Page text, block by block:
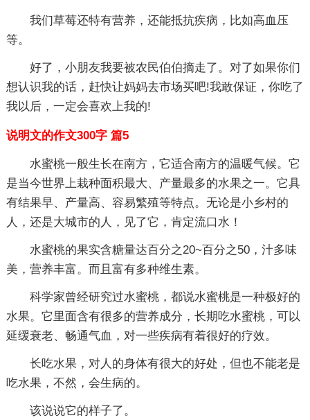
我们草莓还特有营养，还能抵抗疾病，比如高血压
等。
好了，小朋友我要被农民伯伯摘走了。对了如果你们
想认识我的话，赶快让妈妈去市场买吧!我敢保证，你吃了
我以后，一定会喜欢上我的!
说明文的作文300字 篇5
水蜜桃一般生长在南方，它适合南方的温暖气候。它
是当今世界上栽种面积最大、产量最多的水果之一。它具
有结果早、产量高、容易繁殖等特点。无论是小乡村的
人，还是大城市的人，见了它，肯定流口水！
水蜜桃的果实含糖量达百分之20~百分之50，汁多味
美，营养丰富。而且富有多种维生素。
科学家曾经研究过水蜜桃，都说水蜜桃是一种极好的
水果。它里面含有很多的营养成分，长期吃水蜜桃，可以
延缓衰老、畅通气血，对一些疾病有着很好的疗效。
长吃水果，对人的身体有很大的好处，但也不能老是
吃水果，不然，会生病的。
该说说它的样子了。